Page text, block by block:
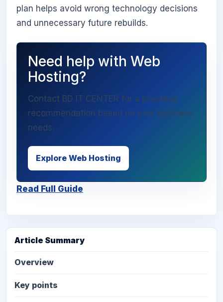
plan helps avoid wrong technology decisions
and unnecessary future rebuilds.
Need help with Web
Hosting?
Contact BD IT CENTER for a practical
recommendation based on your business
needs.
Explore Web Hosting
Read Full Guide
Article Summary
Overview
Key points